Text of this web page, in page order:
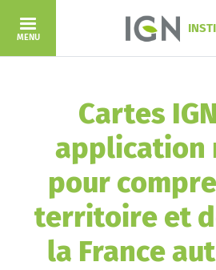
Aller au contenu principal
MENU
Cartes
application
pour
territoire et
la France